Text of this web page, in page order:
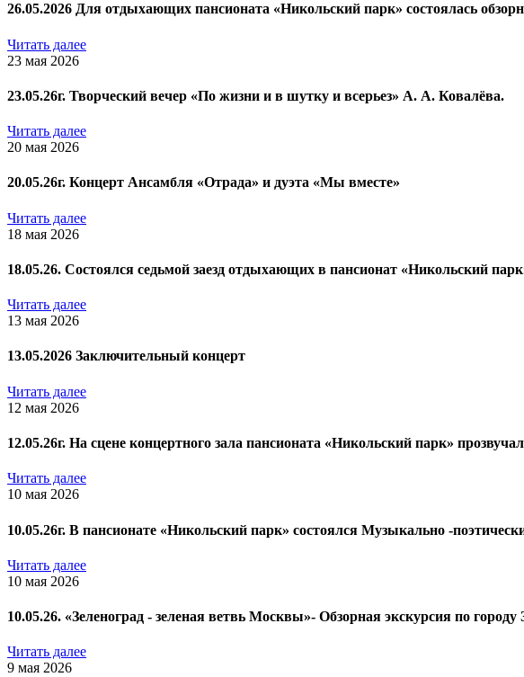
26.05.2026 Для отдыхающих пансионата «Никольский парк» состоялась
Читать далее
23 мая 2026
23.05.26г. Творческий вечер «По жизни и в шутку и всерьез» А. А. Ковалёва.
Читать далее
20 мая 2026
20.05.26г. Концерт Ансамбля «Отрада» и дуэта «Мы вместе»
Читать далее
18 мая 2026
18.05.26. Состоялся седьмой заезд отдыхающих в пансионат «Никольский
Читать далее
13 мая 2026
13.05.2026 Заключительный концерт
Читать далее
12 мая 2026
12.05.26г. На сцене концертного зала пансионата «Никольский парк»
Читать далее
10 мая 2026
10.05.26г. В пансионате «Никольский парк» состоялся Музыкально -
Читать далее
10 мая 2026
10.05.26. «Зеленоград - зеленая ветвь Москвы»- Обзорная экскурсия по городу
Читать далее
9 мая 2026